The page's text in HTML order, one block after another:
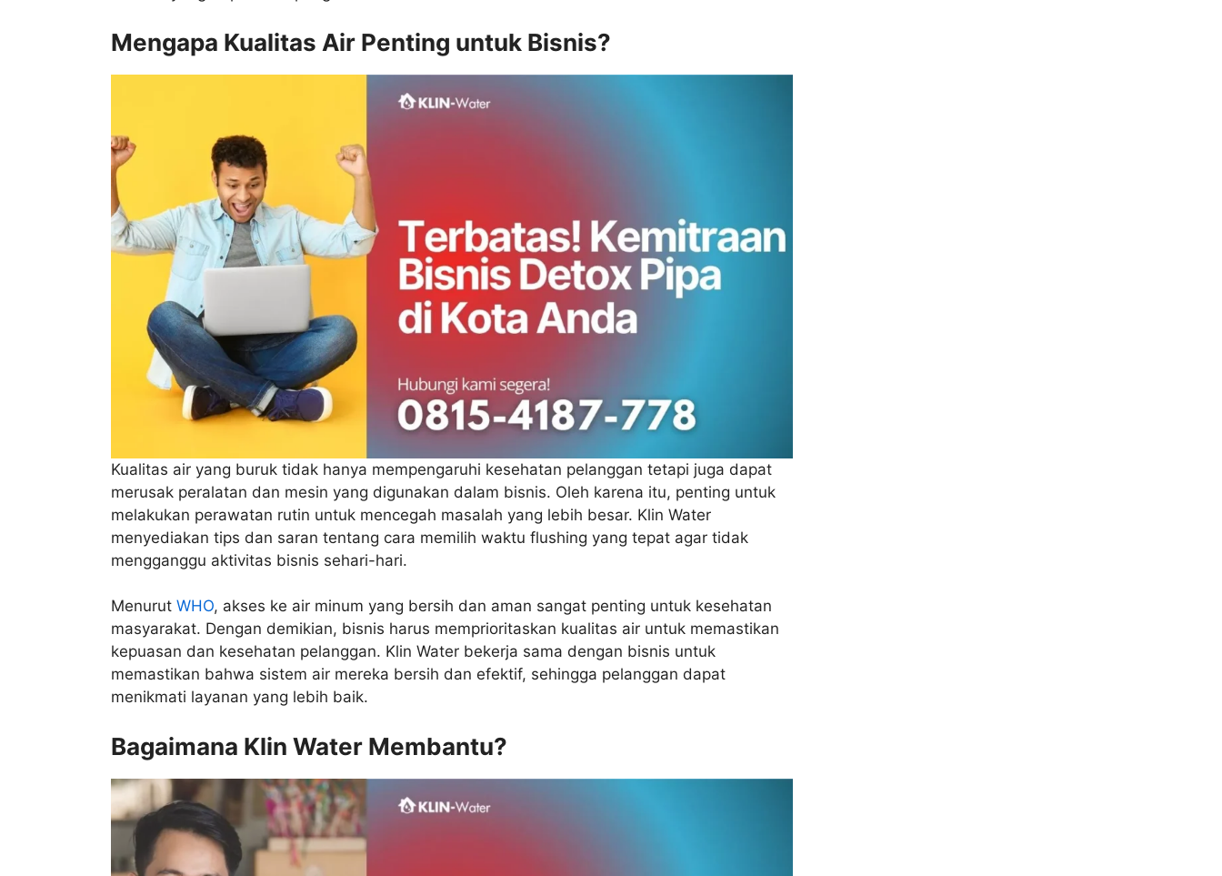
Mengapa Kualitas Air Penting untuk Bisnis?
Kualitas air yang buruk tidak hanya mempengaruhi kesehatan pelanggan tetapi juga dapat
merusak peralatan dan mesin yang digunakan dalam bisnis. Oleh karena itu, penting untuk
melakukan perawatan rutin untuk mencegah masalah yang lebih besar. Klin Water
menyediakan tips dan saran tentang cara memilih waktu flushing yang tepat agar tidak
mengganggu aktivitas bisnis sehari-hari.
Menurut WHO, akses ke air minum yang bersih dan aman sangat penting untuk kesehatan
masyarakat. Dengan demikian, bisnis harus memprioritaskan kualitas air untuk memastikan
kepuasan dan kesehatan pelanggan. Klin Water bekerja sama dengan bisnis untuk
memastikan bahwa sistem air mereka bersih dan efektif, sehingga pelanggan dapat
menikmati layanan yang lebih baik.
Bagaimana Klin Water Membantu?